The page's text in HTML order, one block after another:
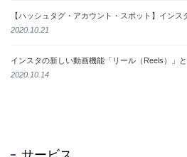
【ハッシュタグ・アカウント・スポット】イン
2020.10.21
2020.10.14